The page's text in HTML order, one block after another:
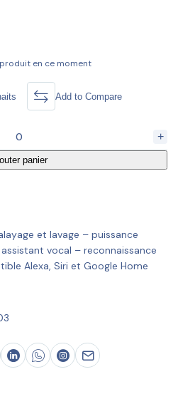
en ce moment
Add to Compare
+
panier
et lavage – puissance
vocal – reconnaissance
Alexa, Siri et Google Home